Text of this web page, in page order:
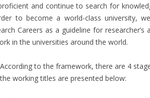
and continue to search for
to become a world-class university,
Careers as a guideline for
in the universities around the world.
According to the framework, there are 4
the working titles are presented below: